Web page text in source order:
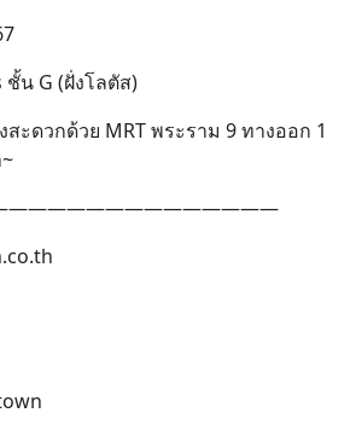
น G (ฝั่งโลตัส)
ะดวกด้วย MRT พระราม 9 ทางออก 1